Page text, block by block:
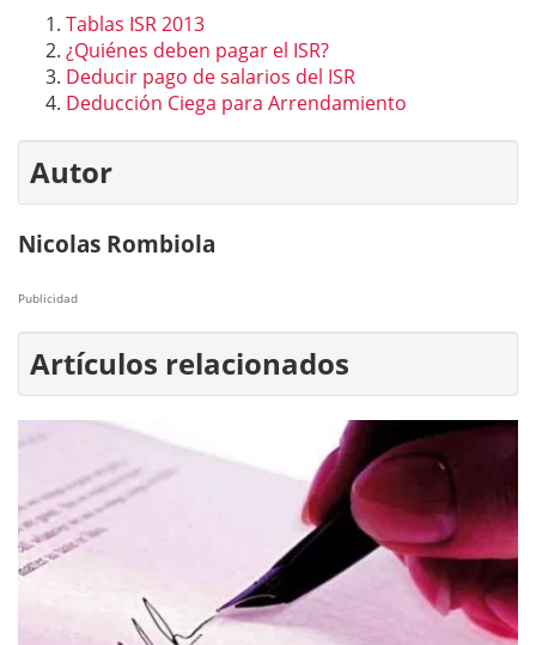
Tablas ISR 2013
¿Quiénes deben pagar el ISR?
Deducir pago de salarios del ISR
Deducción Ciega para Arrendamiento
Autor
Nicolas Rombiola
Publicidad
Artículos relacionados